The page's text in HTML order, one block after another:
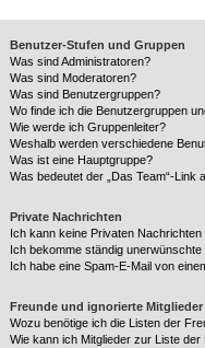
Benutzer-Stufen und Gruppen
Was sind Administratoren?
Was sind Moderatoren?
Was sind Benutzergruppen?
Wo finde ich die Benutzergruppen
Wie werde ich Gruppenleiter?
Weshalb werden verschiedene
Was ist eine Hauptgruppe?
Was bedeutet der „Das Team“-Link
Private Nachrichten
Ich kann keine Privaten
Ich bekomme ständig
Ich habe eine Spam-E-Mail von
Freunde und ignorierte Mitglieder
Wozu benötige ich die Listen der
Wie kann ich Mitglieder zur Liste